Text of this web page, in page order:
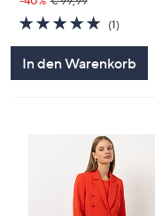
5.0
von
5
(1)
In den Warenkorb